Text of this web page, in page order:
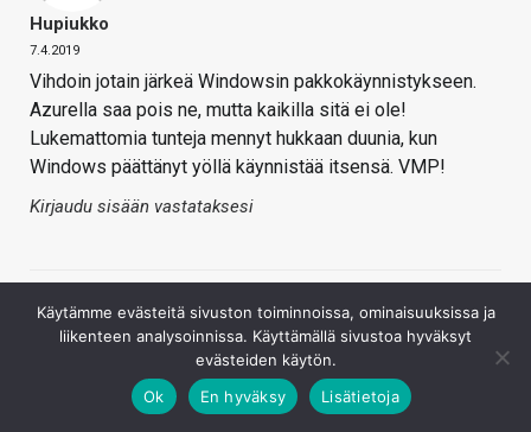
Hupiukko
7.4.2019
Vihdoin jotain järkeä Windowsin pakkokäynnistykseen.
Azurella saa pois ne, mutta kaikilla sitä ei ole!
Lukemattomia tunteja mennyt hukkaan duunia, kun
Windows päättänyt yöllä käynnistää itsensä. VMP!
Kirjaudu sisään vastataksesi
Käytämme evästeitä sivuston toiminnoissa, ominaisuuksissa ja
liikenteen analysoinnissa. Käyttämällä sivustoa hyväksyt
evästeiden käytön.
Ok
En hyväksy Lisätietoja